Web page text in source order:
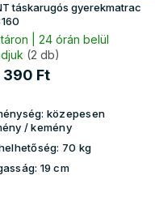
táskarugós gyerekmatrac
| 24 órán belül
(2 db)
390 Ft
közepesen
/ kemény
70 kg
19 cm